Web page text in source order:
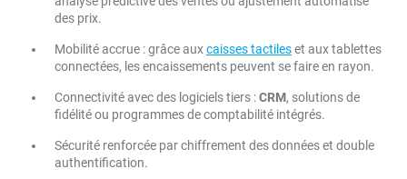
des prix.
Mobilité accrue : grâce auxcaisses tactileset aux tablettes
connectées, les encaissements peuvent se faire en rayon.
Connectivité avec des logiciels tiers :CRM, solutions de
fidélité ou programmes de comptabilité intégrés.
Sécurité renforcée par chiffrement des données et double
authentification.